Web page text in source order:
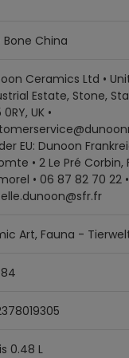
Bone China
Ceramics Ltd •
Estate, Stone,
0RY, UK •
EU: Dunoon
• 2 Le Pré Corbin,
• 06 87 82 70 22 •
Art, Fauna -
0.48 L